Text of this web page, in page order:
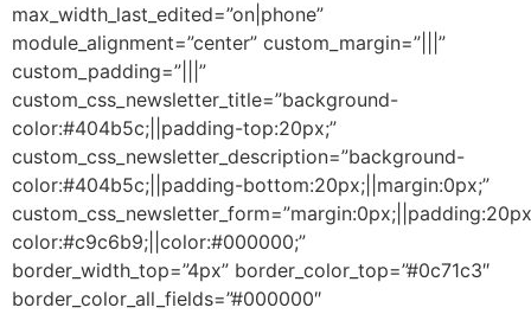
max_width_last_edited=”on|phone”
module_alignment=”center” custom_margin=”|||”
custom_padding=”|||”
custom_css_newsletter_title=”background-
color:#404b5c;||padding-top:20px;”
custom_css_newsletter_description=”background-
color:#404b5c;||padding-bottom:20px;||margin:0px;”
color:#c9c6b9;||color:#000000;”
border_width_top=”4px” border_color_top=”#0c71c3″
border_color_all_fields=”#000000″